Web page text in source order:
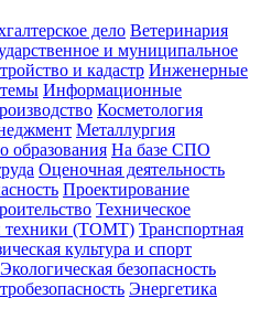
дело Ветеринария
и муниципальное
и кадастр Инженерные
Информационные
Косметология
Металлургия
образования На базе СПО
Оценочная деятельность
Проектирование
Техническое
техники (ТОМТ) Транспортная
культура и спорт
Экологическая безопасность
Энергетика